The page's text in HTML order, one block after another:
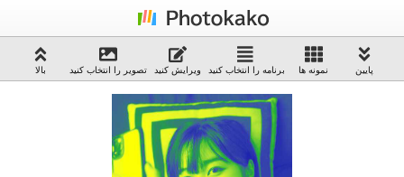
بالا تصویر را انتخاب کنید ویرایش کنید برنامه را انتخاب کنید نمونه ها پایین